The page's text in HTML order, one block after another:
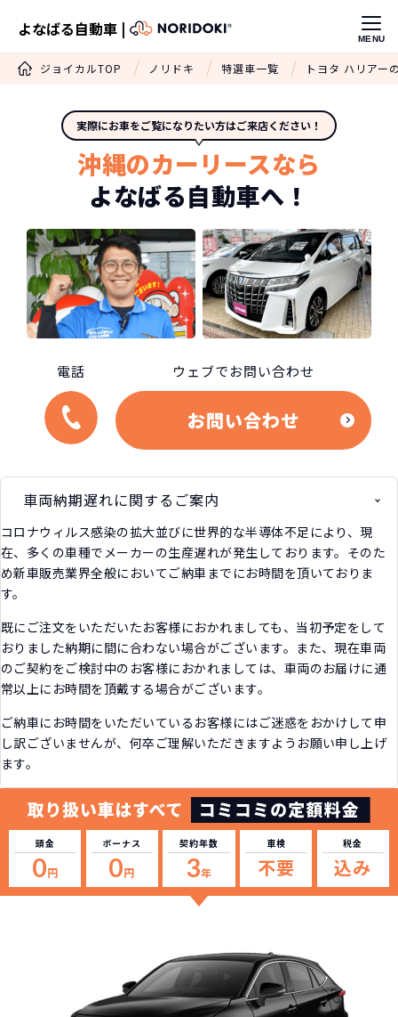
よなばる自動車 | MENU
ジョイカルTOP ノリドキ 特選車一覧 トヨタ ハリアー
実際にお車をご覧になりたい方はご来店ください！
沖縄のカーリースなら
よなばる自動車へ！
電話 ウェブでお問い合わせ
お問い合わせ
車両納期遅れに関するご案内
コロナウィルス感染の拡大並びに世界的な半導体不足により、現
在、多くの車種でメーカーの生産遅れが発生しております。そのた
め新車販売業界全般においてご納車までにお時間を頂いておりま
す。
既にご注文をいただいたお客様におかれましても、当初予定をして
おりました納期に間に合わない場合がございます。また、現在車両
のご契約をご検討中のお客様におかれましては、車両のお届けに通
常以上にお時間を頂戴する場合がございます。
ご納車にお時間をいただいているお客様にはご迷惑をおかけして申
し訳ございませんが、何卒ご理解いただきますようお願い申し上げ
ます。
頭金
0円
ボーナス
0円
契約年数
3年
車検
不要
税金
込み